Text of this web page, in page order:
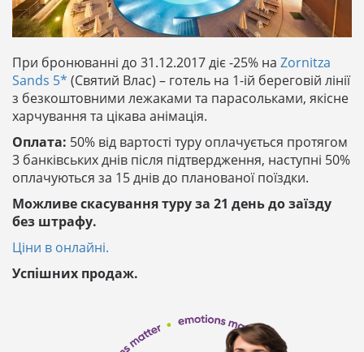
При бронюванні до 31.12.2017 діє -25% на Zornitza
Sands 5* (Святий Влас) – готель на 1-ій береговій лінії
з безкоштовними лежаками та парасольками, якісне
харчування та цікава анімація.
Оплата: 50% від вартості туру оплачується протягом
3 банківських днів після підтвердження, наступні 50%
оплачуються за 15 днів до планованої поїздки.
Можливе скасування туру за 21 день до заїзду
без штрафу.
Ціни в онлайні.
Успішних продаж.